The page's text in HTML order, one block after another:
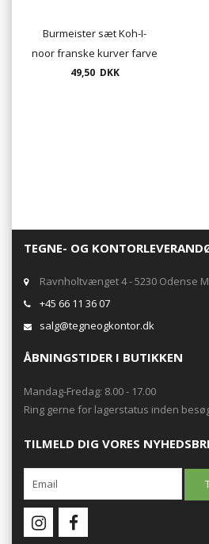
Burmeister sæt Koh-I-
noor franske kurver farve
brun
49,50 DKK
TEGNE- OG
Ravnholtvænget 4 - 5230 Odense M
+45 66 11 36 07
salg@tegneogkontor.dk
ÅBNINGSTIDER I BUTIKKEN
Mandag-Fredag: 8.00 - 17.00
Ring gerne for lagerstatus inden
TILMELD DIG VORES